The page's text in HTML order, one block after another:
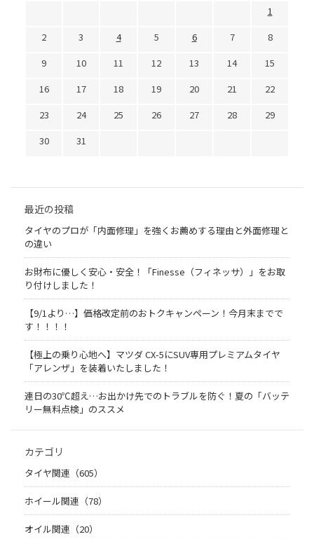
1
2
3 4 5 6 7
8
9
10 11 12 13 14
15
16
17 18 19 20 21
22
23
24 25 26 27 28
29
30
31
最近の投稿
タイヤのプロが「内面修理」を強くお薦めする理由と外面修理と
の違い
お財布に優しく安心・安全！「Finesse（フィネッサ）」をお取
り付けしました！
【9/1より…】価格改定前のおトクキャンペーン！今月末までで
す！！！！
【極上の乗り心地へ】マツダ CX-5にSUV専用プレミアムタイヤ
「アレンザ」を装着いたしました！
連日の30℃超え…お出かけ先でのトラブルを防ぐ！夏の「バッテ
リー無料点検」のススメ
カテゴリ
タイヤ関連（605）
ホイール関連（78）
オイル関連（20）